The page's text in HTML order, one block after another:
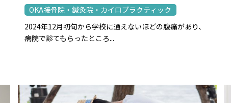
OKA接骨院・鍼灸院・カイロプラクティック
2024年12月初旬から学校に通えないほどの腹痛があり、
病院で診てもらったところ...